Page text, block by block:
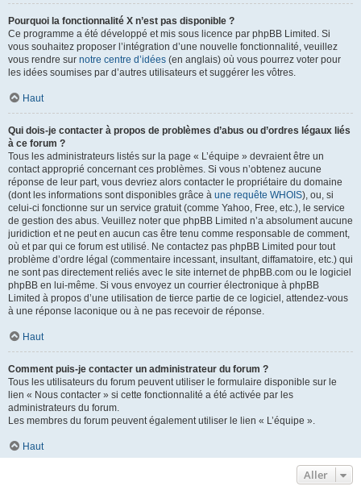
Pourquoi la fonctionnalité X n’est pas disponible ?
Ce programme a été développé et mis sous licence par phpBB Limited. Si
vous souhaitez proposer l’intégration d’une nouvelle fonctionnalité, veuillez
vous rendre sur notre centre d’idées (en anglais) où vous pourrez voter pour
les idées soumises par d’autres utilisateurs et suggérer les vôtres.
Haut
Qui dois-je contacter à propos de problèmes d’abus ou d’ordres légaux liés
à ce forum ?
Tous les administrateurs listés sur la page « L’équipe » devraient être un
contact approprié concernant ces problèmes. Si vous n’obtenez aucune
réponse de leur part, vous devriez alors contacter le propriétaire du domaine
(dont les informations sont disponibles grâce à une requête WHOIS), ou, si
celui-ci fonctionne sur un service gratuit (comme Yahoo, Free, etc.), le service
de gestion des abus. Veuillez noter que phpBB Limited n’a absolument aucune
juridiction et ne peut en aucun cas être tenu comme responsable de comment,
où et par qui ce forum est utilisé. Ne contactez pas phpBB Limited pour tout
problème d’ordre légal (commentaire incessant, insultant, diffamatoire, etc.) qui
ne sont pas directement reliés avec le site internet de phpBB.com ou le logiciel
phpBB en lui-même. Si vous envoyez un courrier électronique à phpBB
Limited à propos d’une utilisation de tierce partie de ce logiciel, attendez-vous
à une réponse laconique ou à ne pas recevoir de réponse.
Haut
Comment puis-je contacter un administrateur du forum ?
Tous les utilisateurs du forum peuvent utiliser le formulaire disponible sur le
lien « Nous contacter » si cette fonctionnalité a été activée par les
administrateurs du forum.
Les membres du forum peuvent également utiliser le lien « L’équipe ».
Haut
Aller